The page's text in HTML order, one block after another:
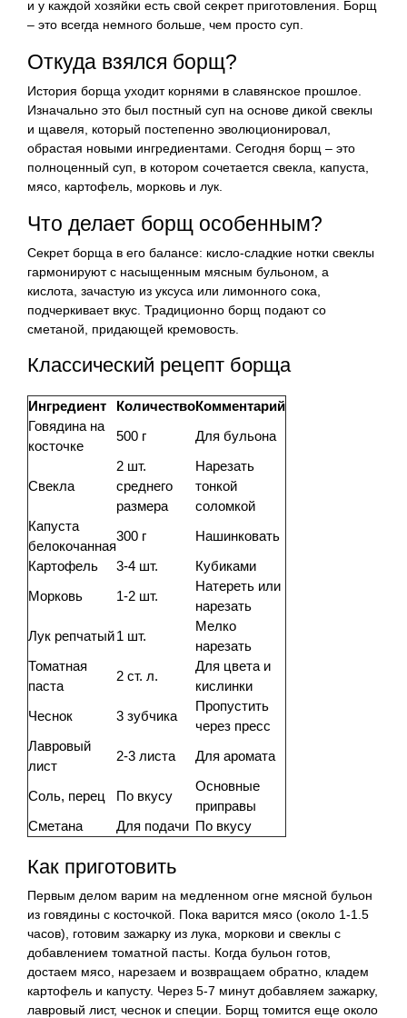
и у каждой хозяйки есть свой секрет приготовления. Борщ
– это всегда немного больше, чем просто суп.
Откуда взялся борщ?
История борща уходит корнями в славянское прошлое.
Изначально это был постный суп на основе дикой свеклы
и щавеля, который постепенно эволюционировал,
обрастая новыми ингредиентами. Сегодня борщ – это
полноценный суп, в котором сочетается свекла, капуста,
мясо, картофель, морковь и лук.
Что делает борщ особенным?
Секрет борща в его балансе: кисло-сладкие нотки свеклы
гармонируют с насыщенным мясным бульоном, а
кислота, зачастую из уксуса или лимонного сока,
подчеркивает вкус. Традиционно борщ подают со
сметаной, придающей кремовость.
Классический рецепт борща
Ингредиент КоличествоКомментарий
Говядина на
косточке
500 г Для бульона
Свекла
2 шт.
среднего
размера
Нарезать
тонкой
соломкой
Капуста
белокочанная
300 г
Нашинковать
Картофель
3-4 шт.
Кубиками
Морковь
1-2 шт.
Натереть или
нарезать
Лук репчатый1 шт.
Мелко
нарезать
Томатная
паста
2 ст. л.
Для цвета и
кислинки
Чеснок
3 зубчика
Пропустить
через пресс
Лавровый
лист
2-3 листа Для аромата
Соль, перец По вкусу
Основные
приправы
Сметана
Для подачи По вкусу
Как приготовить
Первым делом варим на медленном огне мясной бульон
из говядины с косточкой. Пока варится мясо (около 1-1.5
часов), готовим зажарку из лука, моркови и свеклы с
добавлением томатной пасты. Когда бульон готов,
достаем мясо, нарезаем и возвращаем обратно, кладем
картофель и капусту. Через 5-7 минут добавляем зажарку,
лавровый лист, чеснок и специи. Борщ томится еще около